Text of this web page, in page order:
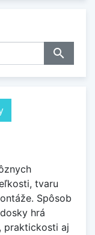
search
tvaru
Spôsob
hrá
praktickosti aj